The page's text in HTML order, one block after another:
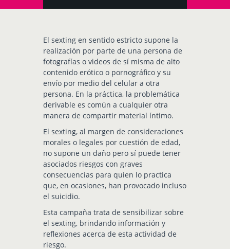
El sexting en sentido estricto supone la
realización por parte de una persona de
fotografías o videos de sí misma de alto
contenido erótico o pornográfico y su
envío por medio del celular a otra
persona. En la práctica, la problemática
derivable es común a cualquier otra
manera de compartir material íntimo.
El sexting, al margen de consideraciones
morales o legales por cuestión de edad,
no supone un daño pero sí puede tener
asociados riesgos con graves
consecuencias para quien lo practica
que, en ocasiones, han provocado incluso
el suicidio.
Esta campaña trata de sensibilizar sobre
el sexting, brindando información y
reflexiones acerca de esta actividad de
riesgo.